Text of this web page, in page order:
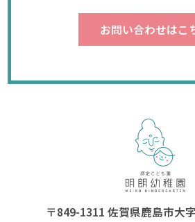
お問い合わせはこ
〒849-1311 佐賀県鹿島市大